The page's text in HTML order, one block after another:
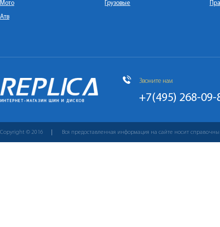
Мото
Атв
Грузовые
Звоните нам
+7(495) 268-09-
Copyright © 2016 Вся предоставленная информация на сайте носит